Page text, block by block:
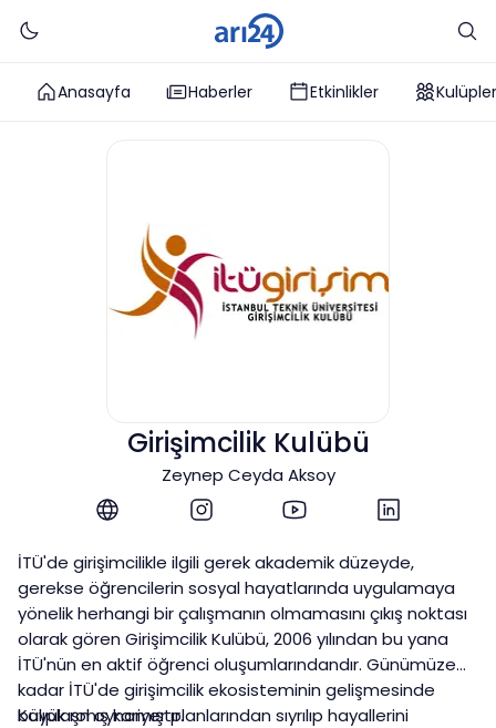
Anasayfa Haberler Etkinlikler Kulüpler
Girişimcilik Kulübü
Zeynep Ceyda Aksoy
İTÜ'de girişimcilikle ilgili gerek akademik düzeyde,
gerekse öğrencilerin sosyal hayatlarında uygulamaya
yönelik herhangi bir çalışmanın olmamasını çıkış noktası
olarak gören Girişimcilik Kulübü, 2006 yılından bu yana
İTÜ'nün en aktif öğrenci oluşumlarındandır. Günümüze
kadar İTÜ'de girişimcilik ekosisteminin gelişmesinde
büyük rol oynamıştır.
Kalıplaşmış kariyer planlarından sıyrılıp hayallerini